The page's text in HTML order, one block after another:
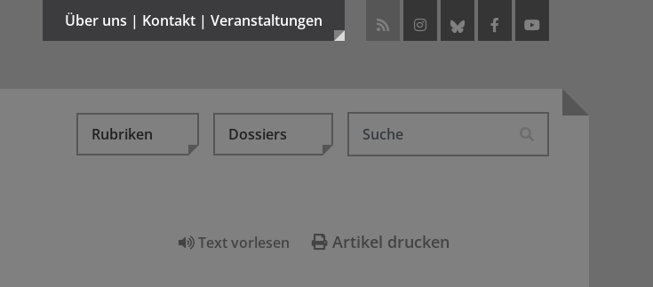
Über uns | Kontakt | Veranstaltungen
Rubriken Dossiers
Text vorlesen Artikel drucken